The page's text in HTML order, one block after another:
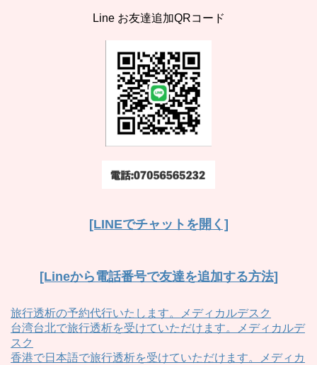
Line お友達追加QRコード
[LINEでチャットを開く]
[Lineから電話番号で友達を追加する方法]
旅行透析の予約代行いたします。メディカルデスク
台湾台北で旅行透析を受けていただけます。メディカルデ
スク
香港で日本語で旅行透析を受けていただけます。メディカ